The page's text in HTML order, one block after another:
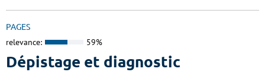
PAGES
relevance: 59%
Dépistage et diagnostic